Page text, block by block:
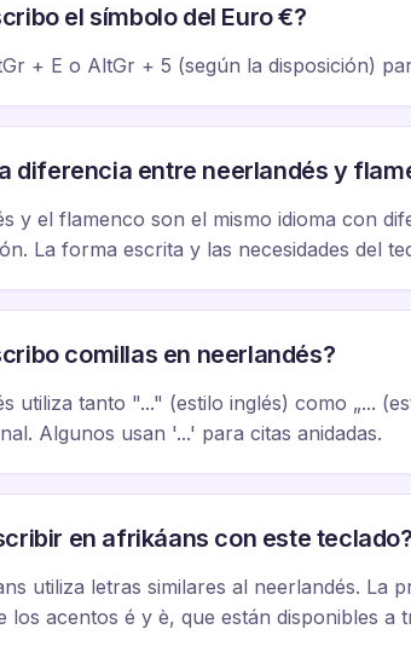
el símbolo del Euro €?
+ E o AltGr + 5 (según la disposición)
diferencia entre neerlandés y
y el flamenco son el mismo idioma con
La forma escrita y las necesidades del
comillas en neerlandés?
utiliza tanto "..." (estilo inglés) como „...
Algunos usan '...' para citas anidadas.
en afrikáans con este teclado?
utiliza letras similares al neerlandés. La
los acentos é y è, que están disponibles a